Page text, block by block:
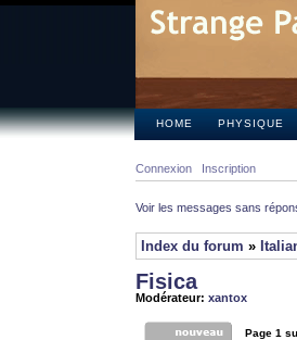
HOME PHYSIQUE
Connexion Inscription
Voir les messages sans
Index du forum »
Fisica
Modérateur: xantox
Page 1